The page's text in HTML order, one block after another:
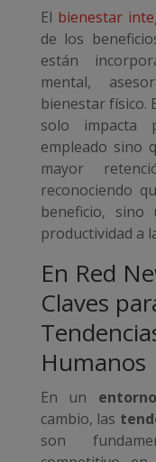
El bienestar
de los
están
mental,
bienestar físico.
solo impacta
empleado sino
mayor
reconociendo
beneficio,
productividad a
En Red
Claves
Humanos
En un
cambio, las
son